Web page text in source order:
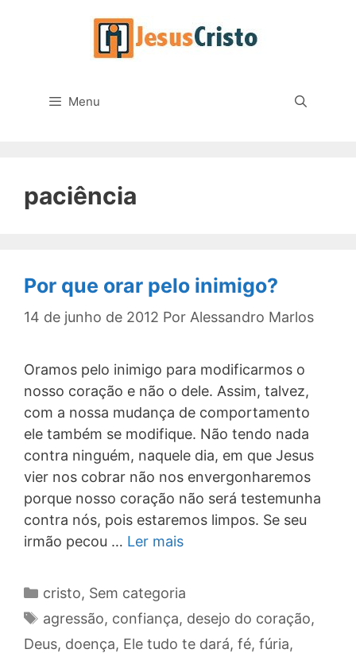
Menu
paciência
Por que orar pelo inimigo?
14 de junho de 2012 Por Alessandro Marlos
Oramos pelo inimigo para modificarmos o
nosso coração e não o dele. Assim, talvez,
com a nossa mudança de comportamento
ele também se modifique. Não tendo nada
contra ninguém, naquele dia, em que Jesus
vier nos cobrar não nos envergonharemos
porque nosso coração não será testemunha
contra nós, pois estaremos limpos. Se seu
irmão pecou … Ler mais
Categorias
cristo, Sem categoria
Tags
agressão, confiança, desejo do coração,
Deus, doença, Ele tudo te dará, fé, fúria,